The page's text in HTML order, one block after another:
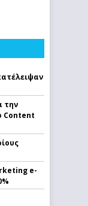
την
Content
e-